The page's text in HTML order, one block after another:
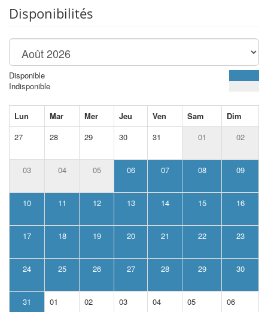
Disponibilités
Disponible
Indisponible
Lun Mar Mer Jeu Ven Sam
Dim
27
28 29 30 31 01 02
03 04 05 06 07 08 09
10 11 12 13 14 15 16
17 18 19 20 21 22 23
24 25 26 27 28 29 30
31 01 02 03 04 05 06